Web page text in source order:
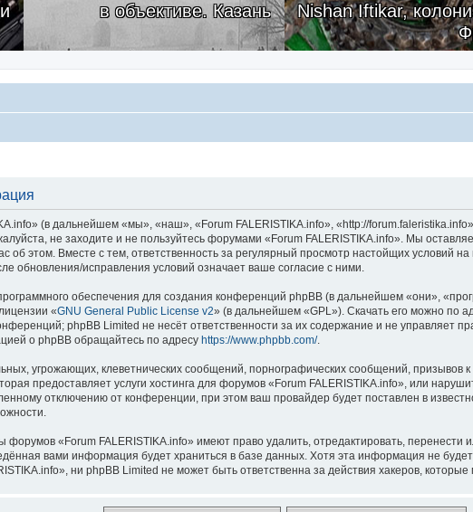
в объективе. Казань
Nishan Iftikar,
(в дальнейшем «мы», «наш», «Forum FALERISTIKA.info», «http://
не заходите и не пользуйтесь форумами «Forum FALERISTIKA.info». Мы
об этом. Вместе с тем, ответственность за регулярный просмотр настойщих условий
обновления/исправления условий означает ваше согласие с ними.
обеспечения для создания конференций phpBB (в дальнейшем «они»,
«GNU General Public License v2» (в дальнейшем «GPL»). Скачать его можно по
phpBB Limited не несёт ответственности за их содержание и не управляет
о phpBB обращайтесь по адресу https://www.phpbb.com/.
угрожающих, клеветнических сообщений, порнографических сообщений, призывов
предоставляет услуги хостинга для форумов «Forum FALERISTIKA.info», или
отключению от конференции, при этом ваш провайдер будет поставлен в
форумов «Forum FALERISTIKA.info» имеют право удалить, отредактировать,
вами информация будет храниться в базе данных. Хотя эта информация не
ни phpBB Limited не может быть ответственна за действия хакеров, которые